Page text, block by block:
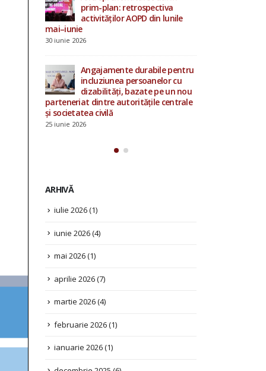
lunile
Investiții în starea de bine a
specialiștilor din sistemul de
protecție socială
15 mai 2026
iulie 2026
iunie 2026(4)
mai 2026(1)
aprilie 2026(7)
martie 2026 (4)
februarie 2026
ianuarie 2026(1)
decembrie 2025(6)
noiembrie 2025(2)